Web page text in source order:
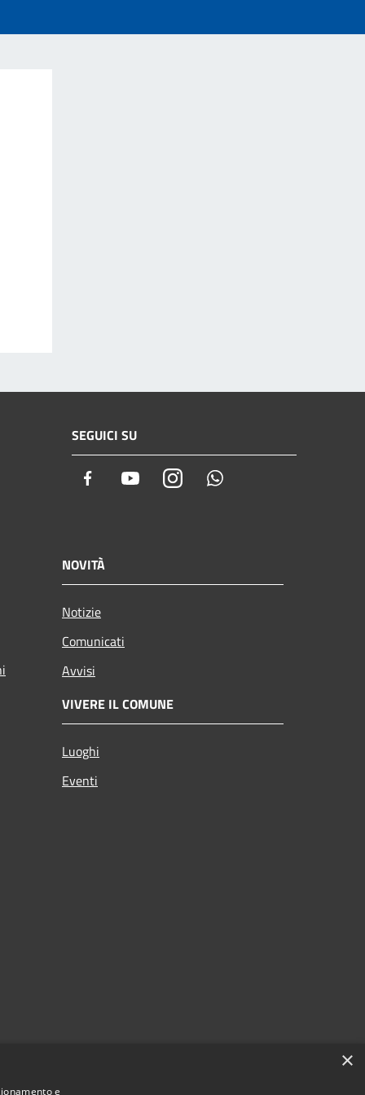
SEGUICI SU
Facebook YoutubeInstagram
NOVITÀ
Notizie
Comunicati
Avvisi
VIVERE IL COMUNE
Luoghi
Eventi
×
e